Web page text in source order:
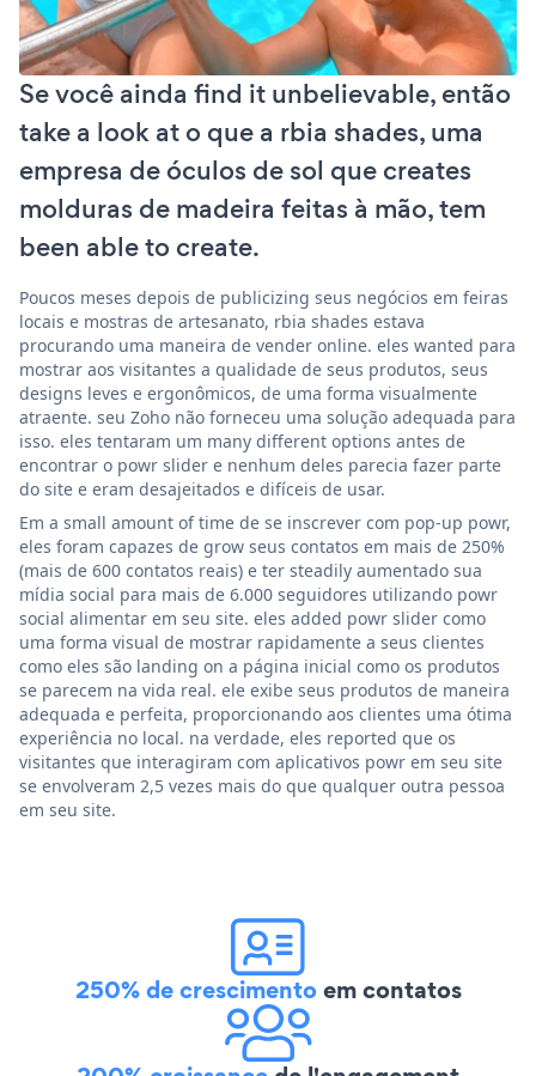
Se você ainda find it unbelievable, então
take a look at o que a rbia shades, uma
empresa de óculos de sol que creates
molduras de madeira feitas à mão, tem
been able to create.
Poucos meses depois de publicizing seus negócios em feiras
locais e mostras de artesanato, rbia shades estava
procurando uma maneira de vender online. eles wanted para
mostrar aos visitantes a qualidade de seus produtos, seus
designs leves e ergonômicos, de uma forma visualmente
atraente. seu Zoho não forneceu uma solução adequada para
isso. eles tentaram um many different options antes de
encontrar o powr slider e nenhum deles parecia fazer parte
do site e eram desajeitados e difíceis de usar.
Em a small amount of time de se inscrever com pop-up powr,
eles foram capazes de grow seus contatos em mais de 250%
(mais de 600 contatos reais) e ter steadily aumentado sua
mídia social para mais de 6.000 seguidores utilizando powr
social alimentar em seu site. eles added powr slider como
uma forma visual de mostrar rapidamente a seus clientes
como eles são landing on a página inicial como os produtos
se parecem na vida real. ele exibe seus produtos de maneira
adequada e perfeita, proporcionando aos clientes uma ótima
experiência no local. na verdade, eles reported que os
visitantes que interagiram com aplicativos powr em seu site
se envolveram 2,5 vezes mais do que qualquer outra pessoa
em seu site.
250% de crescimentoem contatos